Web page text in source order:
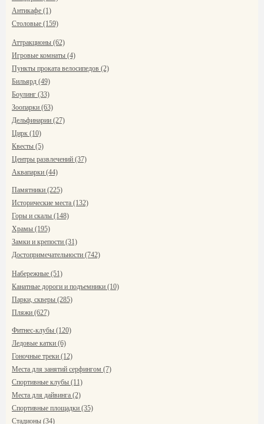
Антикафе (1)
Столовые (159)
Аттракционы (62)
Игровые комнаты (4)
Пункты проката велосипедов (2)
Бильярд (49)
Боулинг (33)
Зоопарки (63)
Дельфинарии (27)
Цирк (10)
Квесты (5)
Центры развлечений (37)
Аквапарки (44)
Памятники (225)
Исторические места (132)
Горы и скалы (148)
Храмы (195)
Замки и крепости (31)
Достопримечательности (742)
Набережные (51)
Канатные дороги и подъемники (10)
Парки, скверы (285)
Пляжи (627)
Фитнес-клубы (120)
Ледовые катки (6)
Гоночные треки (12)
Места для занятий серфингом (7)
Спортивные клубы (11)
Места для дайвинга (2)
Спортивные площадки (35)
Стадионы (34)